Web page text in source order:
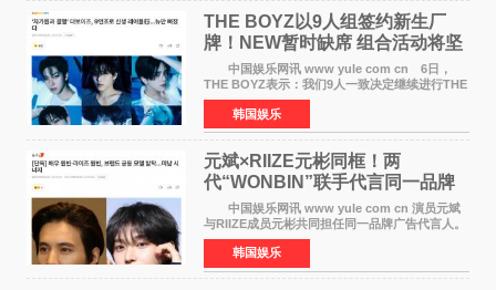
THE BOYZ以9人组签约新生厂
牌！NEW暂时缺席 组合活动将坚
定不移继续
中国娱乐网讯 www yule com cn 6日，
THE BOYZ表示：我们9人一致决定继续进行THE
BOYZ组合活动，并且已经完成了组合团体活动
签约。目前正在新生厂牌下进行活动准备。尚未
离开THE BOYZ原所
韩国娱乐
元斌×RIIZE元彬同框！两
代“WONBIN”联手代言同一品牌
颜值天花板合体
中国娱乐网讯 www yule com cn 演员元斌
与RIIZE成员元彬共同担任同一品牌广告代言人。
6日据独家报道，继演员元斌之后，RIIZE元彬最
近也被选为某在线中介平台A公司的共同广告代言
人，两人将作
韩国娱乐